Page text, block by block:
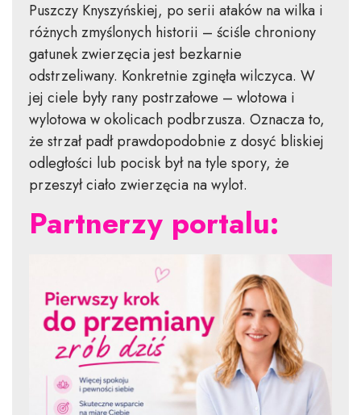
Puszczy Knyszyńskiej, po serii ataków na wilka i
różnych zmyślonych historii – ściśle chroniony
gatunek zwierzęcia jest bezkarnie
odstrzeliwany. Konkretnie zginęła wilczyca. W
jej ciele były rany postrzałowe – wlotowa i
wylotowa w okolicach podbrzusza. Oznacza to,
że strzał padł prawdopodobnie z dosyć bliskiej
odległości lub pocisk był na tyle spory, że
przeszył ciało zwierzęcia na wylot.
Partnerzy portalu: